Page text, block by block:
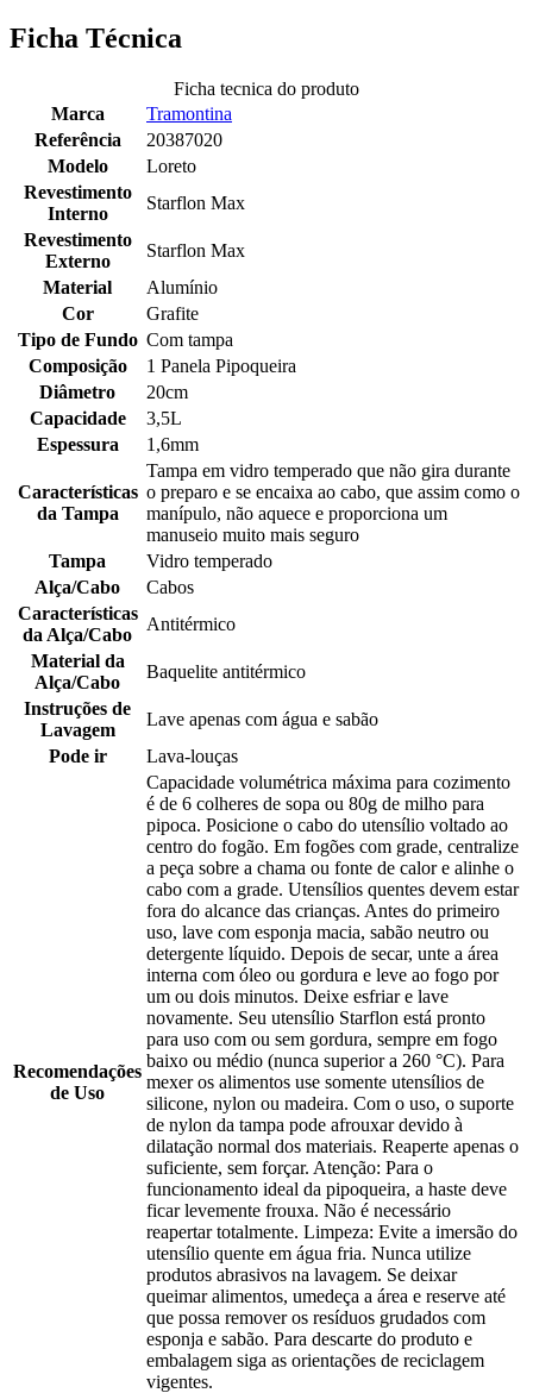
Ficha Técnica
Ficha tecnica do produto
Marca
Tramontina
Referência
20387020
Modelo
Loreto
Revestimento
Interno
Starflon Max
Revestimento
Externo
Starflon Max
Material
Alumínio
Cor
Grafite
Tipo de Fundo Com tampa
Composição
1 Panela Pipoqueira
Diâmetro
20cm
Capacidade
3,5L
Espessura
1,6mm
Características
da Tampa
Tampa em vidro temperado que não gira durante
o preparo e se encaixa ao cabo, que assim como o
manípulo, não aquece e proporciona um
manuseio muito mais seguro
Tampa
Vidro temperado
Alça/Cabo
Cabos
Características
da Alça/Cabo
Antitérmico
Material da
Alça/Cabo
Baquelite antitérmico
Instruções de
Lavagem
Lave apenas com água e sabão
Pode ir
Lava-louças
Recomendações
de Uso
Capacidade volumétrica máxima para cozimento
é de 6 colheres de sopa ou 80g de milho para
pipoca. Posicione o cabo do utensílio voltado ao
centro do fogão. Em fogões com grade, centralize
a peça sobre a chama ou fonte de calor e alinhe o
cabo com a grade. Utensílios quentes devem estar
fora do alcance das crianças. Antes do primeiro
uso, lave com esponja macia, sabão neutro ou
detergente líquido. Depois de secar, unte a área
interna com óleo ou gordura e leve ao fogo por
um ou dois minutos. Deixe esfriar e lave
novamente. Seu utensílio Starflon está pronto
para uso com ou sem gordura, sempre em fogo
baixo ou médio (nunca superior a 260 °C). Para
mexer os alimentos use somente utensílios de
silicone, nylon ou madeira. Com o uso, o suporte
de nylon da tampa pode afrouxar devido à
dilatação normal dos materiais. Reaperte apenas o
suficiente, sem forçar. Atenção: Para o
funcionamento ideal da pipoqueira, a haste deve
ficar levemente frouxa. Não é necessário
reapertar totalmente. Limpeza: Evite a imersão do
utensílio quente em água fria. Nunca utilize
produtos abrasivos na lavagem. Se deixar
queimar alimentos, umedeça a área e reserve até
que possa remover os resíduos grudados com
esponja e sabão. Para descarte do produto e
embalagem siga as orientações de reciclagem
vigentes.